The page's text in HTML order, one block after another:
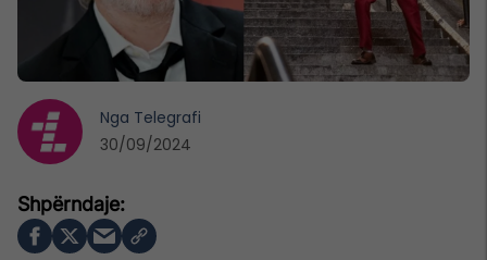
Nga Telegrafi
30/09/2024